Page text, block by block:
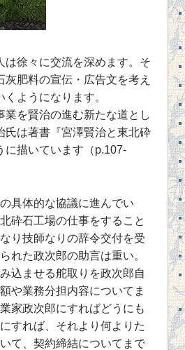
徐々に交流を深めます。そ
肥料の宣伝・広告文を考え
ようになります。
を賢治の進む新たな道とし
氏は著書『宮澤賢治と東北砕
に描いています（p.107-
具体的な協議に進んでい
砕石工場の仕事をすること
り技師なりの辞令交付を受
れた政次郎の助言は重い。
込ませる舵取りを政次郎自
や業務分担内容についてま
家政次郎にすればどうにも
すれば、それより何よりた
て、契約締結についてまで